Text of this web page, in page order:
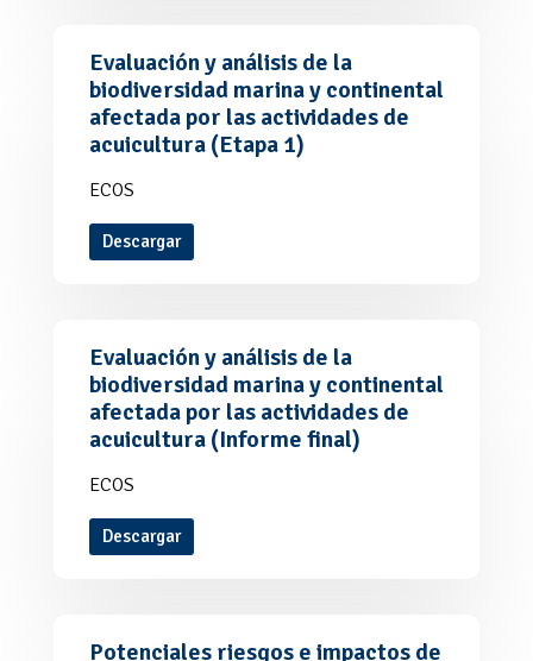
Evaluación y análisis de la
biodiversidad marina y continental
afectada por las actividades de
acuicultura (Etapa 1)
ECOS
Descargar
Evaluación y análisis de la
biodiversidad marina y continental
afectada por las actividades de
acuicultura (Informe final)
ECOS
Descargar
Potenciales riesgos e impactos de